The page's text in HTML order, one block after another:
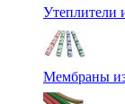
Утеплители
Мембраны